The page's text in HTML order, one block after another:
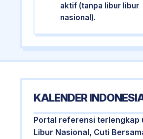
aktif (tanpa libur libur
nasional).
KALENDER
Portal referensi terlengkap
Libur Nasional, Cuti